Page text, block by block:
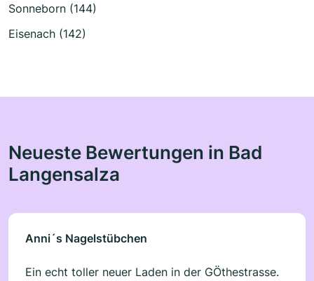
Sonneborn (144)
Eisenach (142)
Neueste Bewertungen in Bad
Langensalza
Anni´s Nagelstübchen
Ein echt toller neuer Laden in der GÖthestrasse.